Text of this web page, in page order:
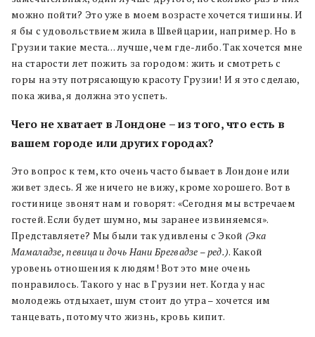
можно пойти? Это уже в моем возрасте хочется тишины. И
я бы с удовольствием жила в Швейцарии, например. Но в
Грузии такие места… лучше, чем где-либо. Так хочется мне
на старости лет пожить за городом: жить и смотреть с
горы на эту потрясающую красоту Грузии! И я это сделаю,
пока жива, я должна это успеть.
Чего не хватает в Лондоне – из того, что есть в
вашем городе или других городах?
Это вопрос к тем, кто очень часто бывает в Лондоне или
живет здесь. Я же ничего не вижу, кроме хорошего. Вот в
гостинице звонят нам и говорят: «Сегодня мы встречаем
гостей. Если будет шумно, мы заранее извиняемся».
Представляете? Мы были так удивлены с Экой (Эка
Мамаладзе, певица и дочь Нани Брегвадзе – ред.). Какой
уровень отношения к людям! Вот это мне очень
понравилось. Такого у нас в Грузии нет. Когда у нас
молодежь отдыхает, шум стоит до утра – хочется им
танцевать, потому что жизнь, кровь кипит.